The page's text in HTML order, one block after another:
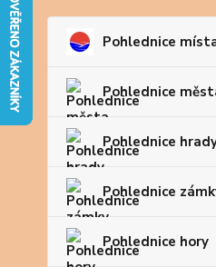
Pohlednice
Pohlednice
Pohlednice
Pohlednice
Pohlednice hory